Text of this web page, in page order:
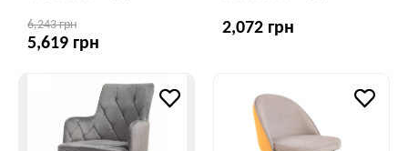
6,243 грн
5,619 грн
2,072 грн